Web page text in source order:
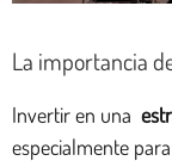
La importancia
Invertir en una
especialmente